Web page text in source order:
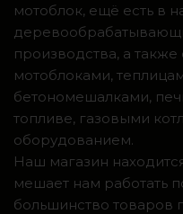
мотоблок, ещё есть в
производства, а
мотоблоками,
бетономешалками,
топливе, газовыми
оборудованием.
Наш магазин
мешает нам работать
большинство товаров